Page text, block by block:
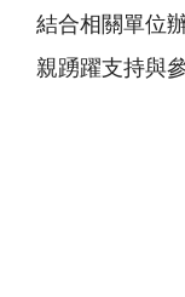
結合相關單位
親踴躍支持與參